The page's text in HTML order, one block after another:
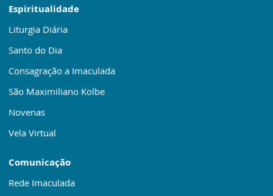
Espiritualidade
Liturgia Diária
Santo do Dia
Consagração a Imaculada
São Maximiliano Kolbe
Novenas
Vela Virtual
Comunicação
Rede Imaculada